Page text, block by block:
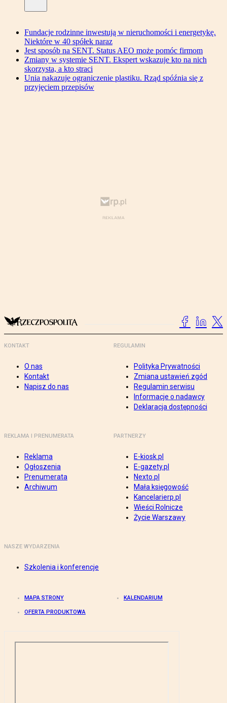
Fundacje rodzinne inwestują w nieruchomości i energetykę.
Niektóre w 40 spółek naraz
Jest sposób na SENT. Status AEO może pomóc firmom
Zmiany w systemie SENT. Ekspert wskazuje kto na nich
skorzysta, a kto straci
Unia nakazuje ograniczenie plastiku. Rząd spóźnia się z
przyjęciem przepisów
KONTAKT
O nas
Kontakt
Napisz do nas
REGULAMIN
Polityka Prywatności
Zmiana ustawień zgód
Regulamin serwisu
Informacje o nadawcy
Deklaracja dostępności
REKLAMA I PRENUMERATA
Reklama
Ogłoszenia
Prenumerata
Archiwum
PARTNERZY
E-kiosk.pl
E-gazety.pl
Nexto.pl
Mała księgowość
Kancelarierp.pl
Wieści Rolnicze
Życie Warszawy
NASZE WYDARZENIA
Szkolenia i konferencje
MAPA STRONY KALENDARIUM
OFERTA PRODUKTOWA